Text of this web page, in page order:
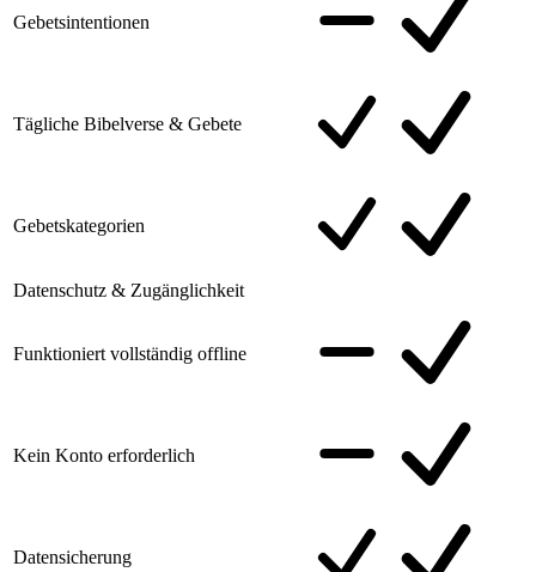
Gebetsintentionen
Tägliche Bibelverse & Gebete
Gebetskategorien
Datenschutz & Zugänglichkeit
Funktioniert vollständig offline
Kein Konto erforderlich
Datensicherung